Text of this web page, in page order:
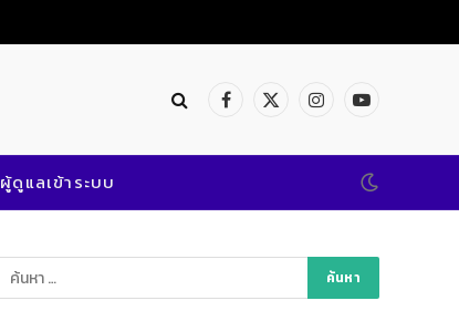
Facebook
X
InstagramYouTube
ผู้ดูแลเข้าระบบ